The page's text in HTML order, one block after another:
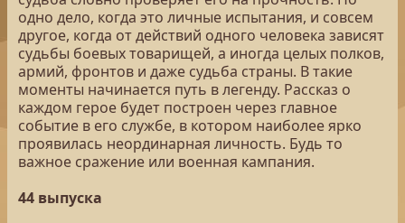
одно дело, когда это личные испытания, и совсем
другое, когда от действий одного человека зависят
судьбы боевых товарищей, а иногда целых полков,
армий, фронтов и даже судьба страны. В такие
моменты начинается путь в легенду. Рассказ о
каждом герое будет построен через главное
событие в его службе, в котором наиболее ярко
проявилась неординарная личность. Будь то
важное сражение или военная кампания.
44 выпуска